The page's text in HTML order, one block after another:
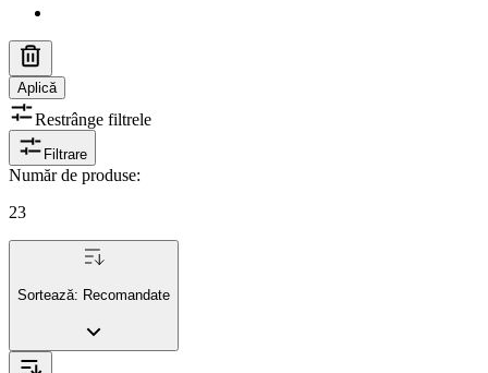
Aplică
Restrânge filtrele
Filtrare
Număr de produse:
23
Sortează: Recomandate